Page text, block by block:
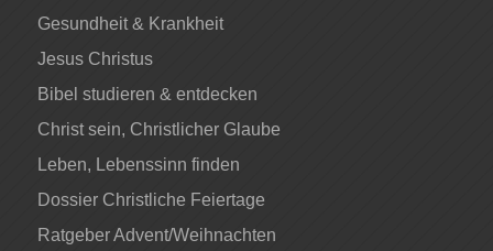
Gesundheit & Krankheit
Jesus Christus
Bibel studieren & entdecken
Christ sein, Christlicher Glaube
Leben, Lebenssinn finden
Dossier Christliche Feiertage
Ratgeber Advent/Weihnachten